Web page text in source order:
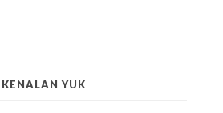
KENALAN YUK